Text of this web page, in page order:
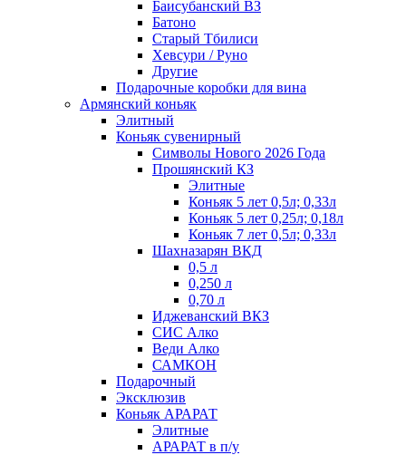
Баисубанский ВЗ
Батоно
Старый Тбилиси
Хевсури / Руно
Другие
Подарочные коробки для вина
Армянский коньяк
Элитный
Коньяк сувенирный
Символы Нового 2026 Года
Прошянский КЗ
Элитные
Коньяк 5 лет 0,5л; 0,33л
Коньяк 5 лет 0,25л; 0,18л
Коньяк 7 лет 0,5л; 0,33л
Шахназарян ВКД
0,5 л
0,250 л
0,70 л
Иджеванский ВКЗ
СИС Алко
Веди Алко
САМКОН
Подарочный
Эксклюзив
Коньяк АРАРАТ
Элитные
АРАРАТ в п/у